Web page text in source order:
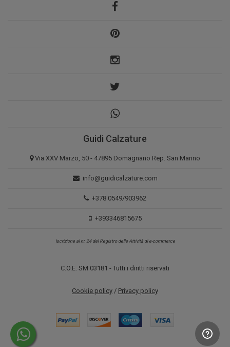
Guidi Calzature
Via XXV Marzo, 50 - 47895 Domagnano Rep. San Marino
info@guidicalzature.com
+378 0549/903962
+393346815675
Iscrizione al nr. 24 del Registro delle Attività di e-commerce
C.O.E. SM 03181 - Tutti i diritti riservati
Cookie policy / Privacy policy